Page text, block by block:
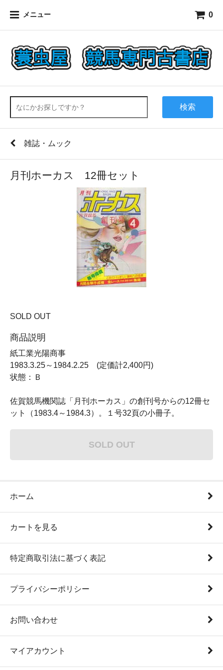
メニュー 0
検索
雑誌・ムック
月刊ホーカス 12冊セット
SOLD OUT
商品説明
紙工業光陽商事
1983.3.25～1984.2.25 (定価計2,400円)
状態：Ｂ
佐賀競馬機関誌「月刊ホーカス」の創刊号からの12冊セ
ット（1983.4～1984.3）。１号32頁の小冊子。
SOLD OUT
ホーム
カートを見る
特定商取引法に基づく表記
プライバシーポリシー
お問い合わせ
マイアカウント